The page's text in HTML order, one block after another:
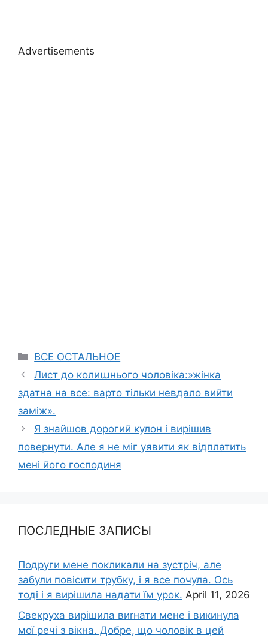
Advertisements
Categories
ВСЕ ОСТАЛЬНОЕ
Лист до колиաнього чоловіка:»жінка
здатна на все: варто тільки невдало вийти
заміж».
Я знайшов дорогий кулон і вирішив
повернути. Але я не міг уявити як відплатить
мені його господиня
ПОСЛЕДНЫЕ ЗАПИСЫ
Подруги мене покликали на зустріч, але
забули повісити трубку, і я все почула. Ось
тоді і я вирішила надати їм урок. April 11, 2026
Свекруха вирішила виrнати мене і викинула
мої речі з вікна. Добре, що чоловік в цей